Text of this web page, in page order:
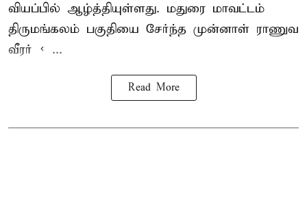
வியப்பில் ஆழ்த்தியுள்ளது. மதுரை மாவட்டம்
திருமங்கலம் பகுதியை சேர்ந்த முன்னாள் ராணுவ
வீரர் < ...
Read More